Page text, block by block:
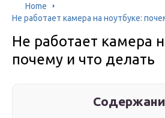
Home
Не работает камера на ноутбуке:
Не работает камера
почему и что делать